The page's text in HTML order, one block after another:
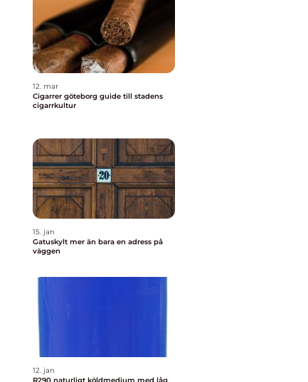
12. mar
Cigarrer göteborg guide till stadens
cigarrkultur
15. jan
Gatuskylt mer än bara en adress på
väggen
12. jan